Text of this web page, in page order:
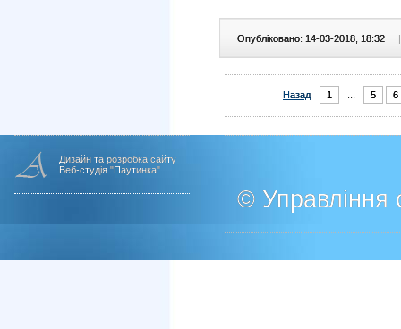
Опубліковано: 14-03-2018, 18:32 |
Назад 1 5 6
Дизайн та розробка сайту
Веб-студія "Паутинка"
© Управління